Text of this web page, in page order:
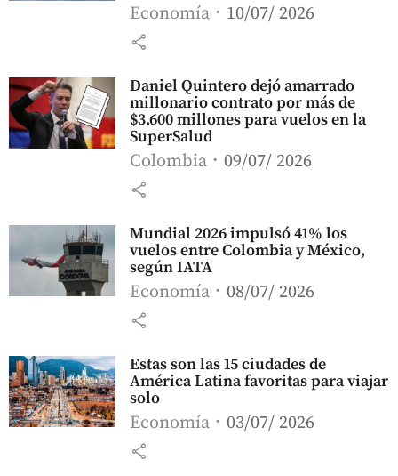
Economía 10/07/ 2026
share
Daniel Quintero dejó amarrado
millonario contrato por más de
$3.600 millones para vuelos en la
SuperSalud
Colombia 09/07/ 2026
share
Mundial 2026 impulsó 41% los
vuelos entre Colombia y México,
según IATA
Economía 08/07/ 2026
share
Estas son las 15 ciudades de
América Latina favoritas para viajar
solo
Economía 03/07/ 2026
share